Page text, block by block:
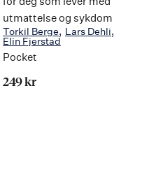
utmattelse og sykdom
Torkil Berge
Lars Dehli
Elin Fjerstad
Pocket
249 kr